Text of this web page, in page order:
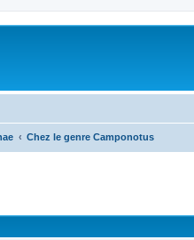
Chez le genre Camponotus